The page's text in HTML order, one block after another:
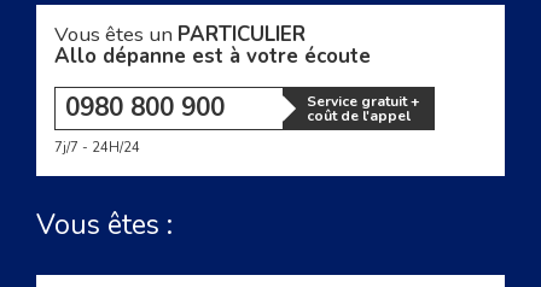
Vous êtes un PARTICULIER
Allo dépanne est à votre écoute
0980 800 900 Service gratuit +
coût de l'appel
7j/7 - 24H/24
Vous êtes :